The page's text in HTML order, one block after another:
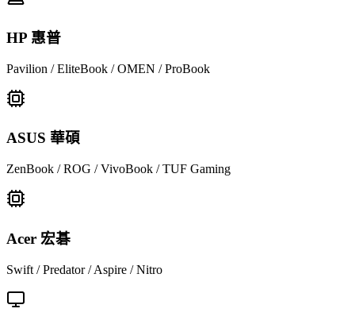
HP 惠普
Pavilion / EliteBook / OMEN / ProBook
ASUS 華碩
ZenBook / ROG / VivoBook / TUF Gaming
Acer 宏碁
Swift / Predator / Aspire / Nitro